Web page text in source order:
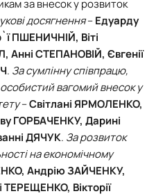
за внесок у розвиток
досягнення–Едуарду
ПШЕНИЧНІЙ, Віті
Анні СТЕПАНОВІЙ, Євгенії
. За сумлінну співпрацю,
вагомий внесок у
–Світлані ЯРМОЛЕНКО,
ГОРБАЧЕНКУ, Дарині
ДЯЧУК. За розвиток
на економічному
Андрію ЗАЙЧЕНКУ,
Вікторії